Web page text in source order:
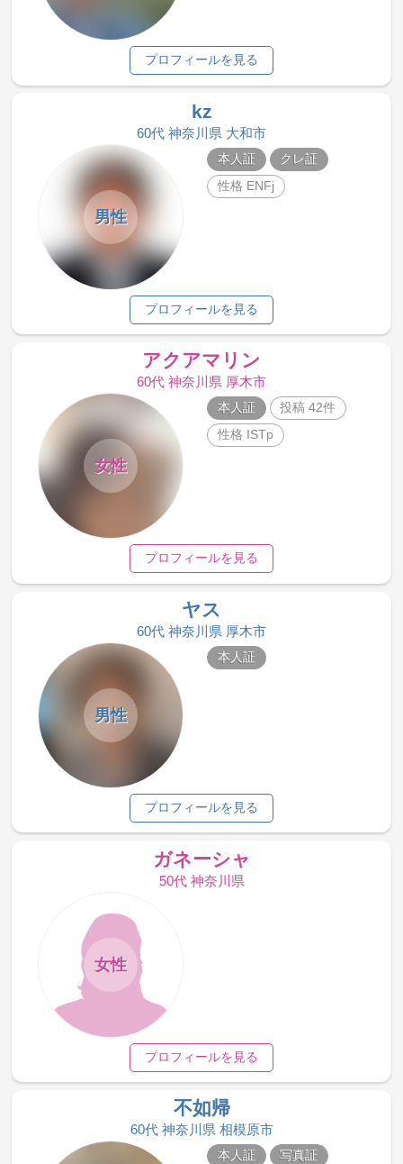
プロフィールを見る
kz
60代 神奈川県 大和市
男性
本人証
クレ証
性格 ENFj
プロフィールを見る
アクアマリン
60代 神奈川県 厚木市
女性
本人証
投稿 42件
性格 ISTp
プロフィールを見る
ヤス
60代 神奈川県 厚木市
男性
本人証
プロフィールを見る
ガネーシャ
50代 神奈川県
女性
プロフィールを見る
不如帰
60代 神奈川県 相模原市
本人証 写真証